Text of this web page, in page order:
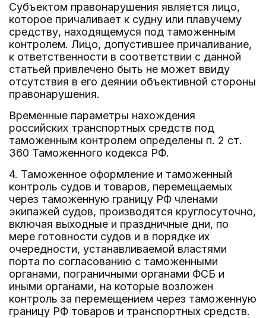
Субъектом правонарушения является лицо,
которое причаливает к судну или плавучему
средству, находящемуся под таможенным
контролем. Лицо, допустившее причаливание,
к ответственности в соответствии с данной
статьей привлечено быть не может ввиду
отсутствия в его деянии объективной стороны
правонарушения.
Временные параметры нахождения
российских транспортных средств под
таможенным контролем определены п. 2 ст.
360 Таможенного кодекса РФ.
4. Таможенное оформление и таможенный
контроль судов и товаров, перемещаемых
через таможенную границу РФ членами
экипажей судов, производятся круглосуточно,
включая выходные и праздничные дни, по
мере готовности судов и в порядке их
очередности, устанавливаемой властями
порта по согласованию с таможенными
органами, пограничными органами ФСБ и
иными органами, на которые возложен
контроль за перемещением через таможенную
границу РФ товаров и транспортных средств.